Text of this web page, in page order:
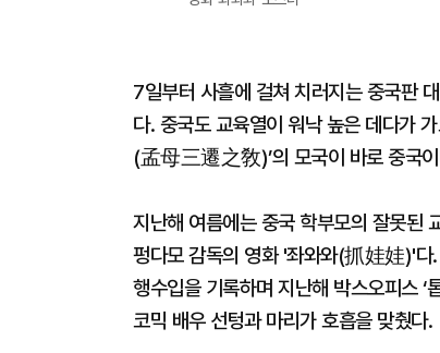
7일부터 사흘에 걸쳐 치러지는 중국판
다. 중국도 교육열이 워낙 높은 데다가
(孟母三遷之敎)’의 모국이 바로 중국
지난해 여름에는 중국 학부모의 잘못된
펑다모 감독의 영화 '좌와와(抓娃娃)'다
행수입을 기록하며 지난해 박스오피스
코믹 배우 선텅과 마리가 호흡을 맞췄다.